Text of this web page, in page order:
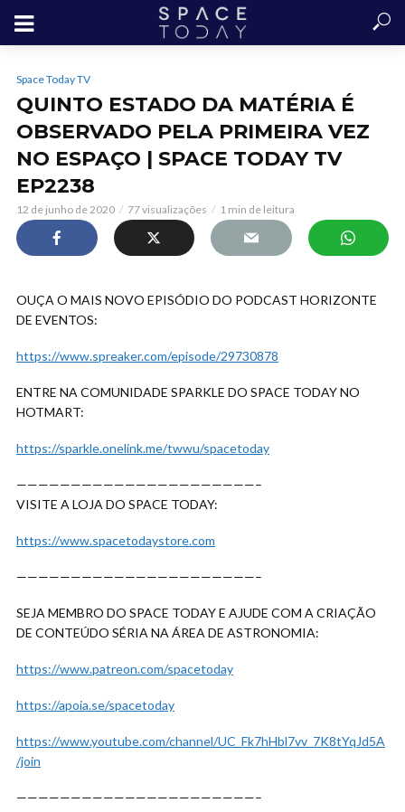
Space Today TV
QUINTO ESTADO DA MATÉRIA É
OBSERVADO PELA PRIMEIRA VEZ
NO ESPAÇO | SPACE TODAY TV
EP2238
12 de junho de 2020 77 visualizações 1 min de leitura
OUÇA O MAIS NOVO EPISÓDIO DO PODCAST HORIZONTE
DE EVENTOS:
https://www.spreaker.com/episode/29730878
ENTRE NA COMUNIDADE SPARKLE DO SPACE TODAY NO
HOTMART:
https://sparkle.onelink.me/twwu/spacetoday
——————————————————————–
VISITE A LOJA DO SPACE TODAY:
https://www.spacetodaystore.com
——————————————————————–
SEJA MEMBRO DO SPACE TODAY E AJUDE COM A CRIAÇÃO
DE CONTEÚDO SÉRIA NA ÁREA DE ASTRONOMIA:
https://www.patreon.com/spacetoday
https://apoia.se/spacetoday
https://www.youtube.com/channel/UC_Fk7hHbl7vv_7K8tYqJd5A
/join
——————————————————————–